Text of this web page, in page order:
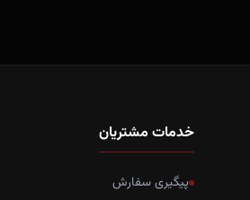
خدمات مشتریان
پیگیری سفارش